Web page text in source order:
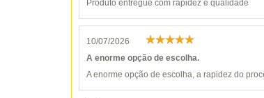
Produto entregue com rapidez e qualidade
10/07/2026
A enorme opção de escolha.
A enorme opção de escolha, a rapidez do